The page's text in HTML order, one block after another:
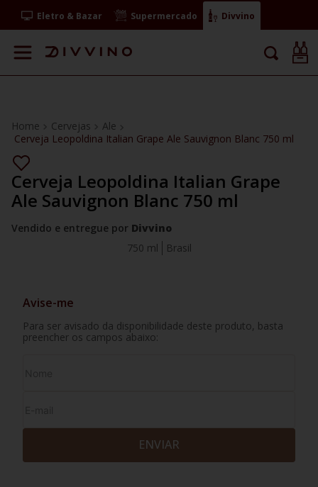
Eletro & Bazar Supermercado Divvino
Cervejas
Ale
Cerveja Leopoldina Italian Grape Ale Sauvignon Blanc 750 ml
Cerveja Leopoldina Italian Grape
Ale Sauvignon Blanc 750 ml
Vendido e entregue por Divvino
750 ml
Brasil
Avise-me
Para ser avisado da disponibilidade deste produto, basta
preencher os campos abaixo:
ENVIAR